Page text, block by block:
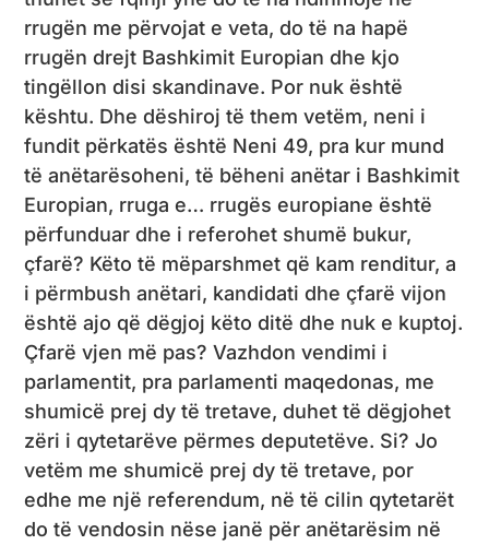
rrugën me përvojat e veta, do të na hapë
rrugën drejt Bashkimit Europian dhe kjo
tingëllon disi skandinave. Por nuk është
kështu. Dhe dëshiroj të them vetëm, neni i
fundit përkatës është Neni 49, pra kur mund
të anëtarësoheni, të bëheni anëtar i Bashkimit
Europian, rruga e… rrugës europiane është
përfunduar dhe i referohet shumë bukur,
çfarë? Këto të mëparshmet që kam renditur, a
i përmbush anëtari, kandidati dhe çfarë vijon
është ajo që dëgjoj këto ditë dhe nuk e kuptoj.
Çfarë vjen më pas? Vazhdon vendimi i
parlamentit, pra parlamenti maqedonas, me
shumicë prej dy të tretave, duhet të dëgjohet
zëri i qytetarëve përmes deputetëve. Si? Jo
vetëm me shumicë prej dy të tretave, por
edhe me një referendum, në të cilin qytetarët
do të vendosin nëse janë për anëtarësim në